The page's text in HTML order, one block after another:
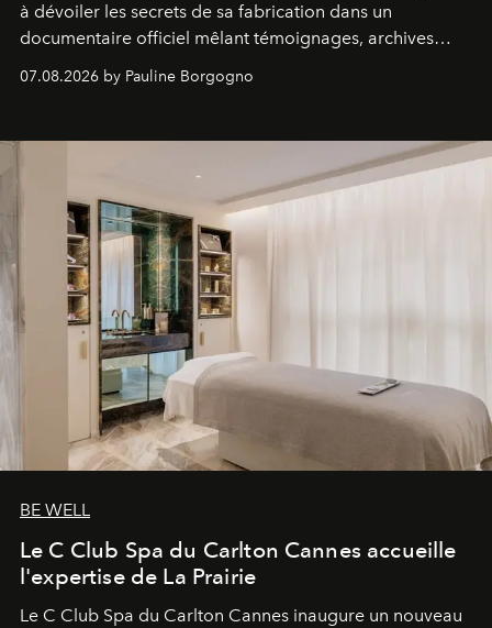
à dévoiler les secrets de sa fabrication dans un
documentaire officiel mêlant témoignages, archives
inédites et plongée dans les coulisses d'un phénomène
générationnel.
07.08.2026 by Pauline Borgogno
BE WELL
Le C Club Spa du Carlton Cannes accueille
l'expertise de La Prairie
Le C Club Spa du Carlton Cannes inaugure un nouveau